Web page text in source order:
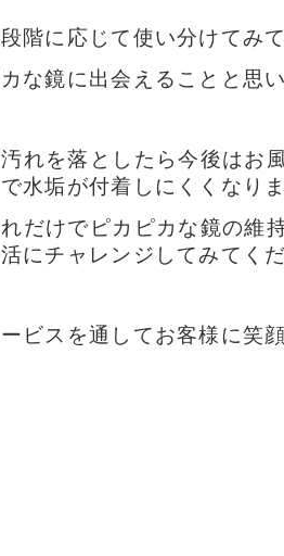
階に応じて使い分けてみ
な鏡に出会えることと思
れを落としたら今後はお
水垢が付着しにくくなり
だけでピカピカな鏡の維
にチャレンジしてみてく
ビスを通してお客様に笑